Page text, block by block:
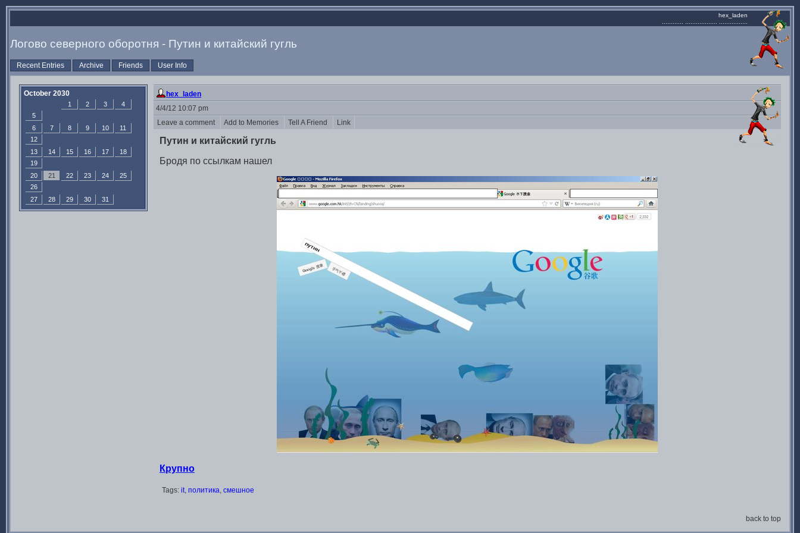
hex_laden
Логово северного оборотня - Путин и китайский гугль
Recent Entries Archive Friends User Info
October 2030
1 2 3
4
5
6
7 8 9 10
11
12
13
14 15 16 17
18
19
20
21 22 23 24
25
26
27
28 29 30 31
hex_laden
4/4/12 10:07 pm
Leave a comment
Add to Memories Tell A Friend Link
Путин и китайский гугль
Бродя по ссылкам нашел
Крупно
Tags: it, политика, смешное
back to top